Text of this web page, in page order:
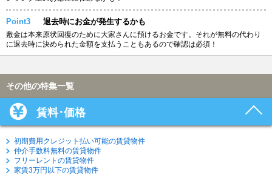
Point3 退去時にお金が発生するかも
敷金は本来原状回復のために大家さんに預けるお金です。それが無料の代わり
に退去時に決められた金額を支払うこともあるので確認は必須！
その他の特集一覧
賃料･価格
初期費用クレジット払い可能の賃貸物件
仲介手数料無料の賃貸物件
フリーレントの賃貸物件
家賃3万円以下の賃貸物件